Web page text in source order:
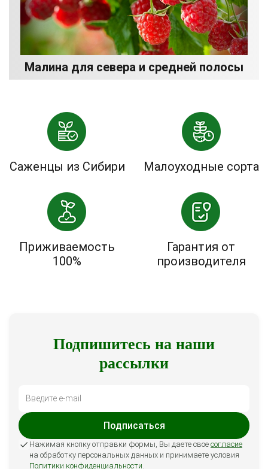
Малина для севера и средней полосы
Саженцы из Сибири Малоуходные сорта
Приживаемость
100%
Гарантия от
производителя
Подпишитесь на наши
рассылки
Подписаться
Нажимая кнопку отправки формы, Вы даете свое согласие
на обработку персональных данных и принимаете условия
Политики конфиденциальности.